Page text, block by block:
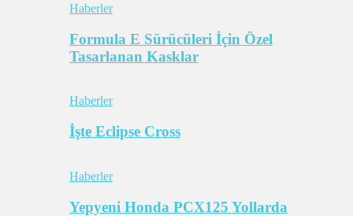
Haberler
Formula E Sürücüleri İçin Özel
Tasarlanan Kasklar
Haberler
İşte Eclipse Cross
Haberler
Yepyeni Honda PCX125 Yollarda